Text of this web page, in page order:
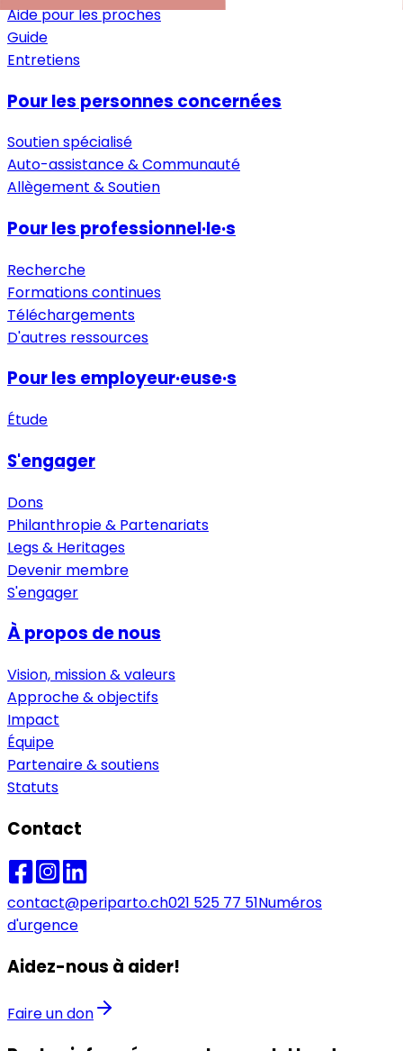
Aide pour les proches
Guide
Entretiens
Pour les personnes concernées
Soutien spécialisé
Auto-assistance & Communauté
Allègement & Soutien
Pour les professionnel·le·s
Recherche
Formations continues
Téléchargements
D'autres ressources
Pour les employeur·euse·s
Étude
S'engager
Dons
Philanthropie & Partenariats
Legs & Heritages
Devenir membre
S'engager
À propos de nous
Vision, mission & valeurs
Approche & objectifs
Impact
Équipe
Partenaire & soutiens
Statuts
Contact
contact@periparto.ch021 525 77 51Numéros
d'urgence
Aidez-nous à aider!
Faire un don